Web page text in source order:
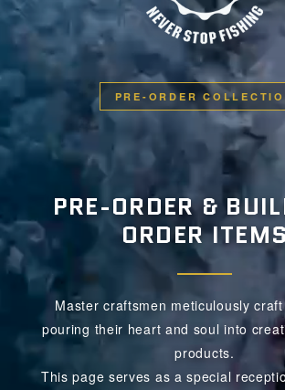
PRE-ORDER
PRE-ORDER &
ORDER
Master craftsmen meticulously
pouring their heart and soul into
products.
This page serves as a special